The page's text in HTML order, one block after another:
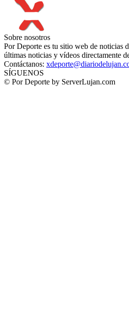
Sobre nosotros
Por Deporte es tu sitio web de noticias
últimas noticias y vídeos directamente
Contáctanos:
SÍGUENOS
© Por Deporte by ServerLujan.com